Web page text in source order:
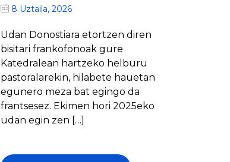
8 Uztaila, 2026
Udan Donostiara etortzen diren
bisitari frankofonoak gure
Katedralean hartzeko helburu
pastoralarekin, hilabete hauetan
egunero meza bat egingo da
frantsesez. Ekimen hori 2025eko
udan egin zen […]